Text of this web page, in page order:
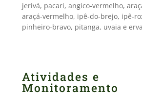
jerivá, pacari, angico-vermelho,
araçá-vermelho, ipê-do-brejo, ipê-
pinheiro-bravo, pitanga, uvaia e
Atividades e
Monitoramento